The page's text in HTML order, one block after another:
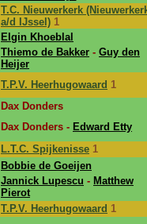
T.C. Nieuwerkerk
a/d IJssel) 1
Elgin Khoeblal
Thiemo de Bakker - Guy den
Heijer
T.P.V. Heerhugowaard 1
Dax Donders
Dax Donders - Edward Etty
L.T.C. Spijkenisse 1
Bobbie de Goeijen
Jannick Lupescu - Matthew
Pierot
T.P.V. Heerhugowaard 1